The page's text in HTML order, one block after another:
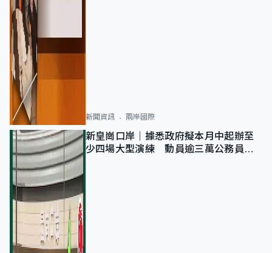
新聞資訊 兩岸國際
新皇崗口岸｜據悉政府擬本月中起辦至
少四場大型演練 動員逾三萬公務員人